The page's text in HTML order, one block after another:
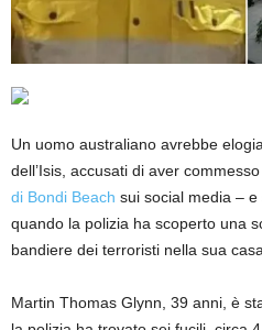
Un uomo australiano avrebbe
dell’Isis, accusati di aver commesso
di Bondi Beach sui social media –
quando la polizia ha scoperto una
bandiere dei terroristi nella sua casa.
Martin Thomas Glynn, 39 anni, è